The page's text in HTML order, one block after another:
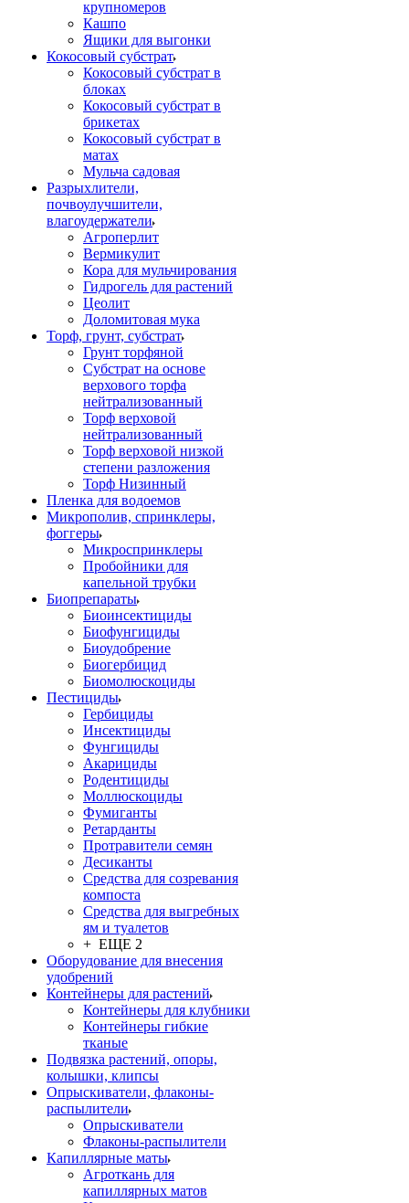
крупномеров
Кашпо
Ящики для выгонки
Кокосовый субстрат
Кокосовый субстрат в
блоках
Кокосовый субстрат в
брикетах
Кокосовый субстрат в
матах
Мульча садовая
Разрыхлители,
почвоулучшители,
влагоудержатели
Агроперлит
Вермикулит
Кора для мульчирования
Гидрогель для растений
Цеолит
Доломитовая мука
Торф, грунт, субстрат
Грунт торфяной
Субстрат на основе
верхового торфа
нейтрализованный
Торф верховой
нейтрализованный
Торф верховой низкой
степени разложения
Торф Низинный
Пленка для водоемов
Микрополив, спринклеры,
фоггеры
Микроспринклеры
Пробойники для
капельной трубки
Биопрепараты
Биоинсектициды
Биофунгициды
Биоудобрение
Биогербицид
Биомолюскоциды
Пестициды
Гербициды
Инсектициды
Фунгициды
Акарициды
Родентициды
Моллюскоциды
Фумиганты
Ретарданты
Протравители семян
Десиканты
Средства для созревания
компоста
Средства для выгребных
ям и туалетов
+ ЕЩЕ 2
Оборудование для внесения
удобрений
Контейнеры для растений
Контейнеры для клубники
Контейнеры гибкие
тканые
Подвязка растений, опоры,
колышки, клипсы
Опрыскиватели, флаконы-
распылители
Опрыскиватели
Флаконы-распылители
Капиллярные маты
Агроткань для
капиллярных матов